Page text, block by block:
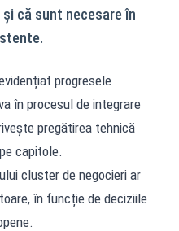
că sunt necesare în
progresele
în procesul de integrare
pregătirea tehnică
capitole.
cluster de negocieri ar
în funcție de deciziile